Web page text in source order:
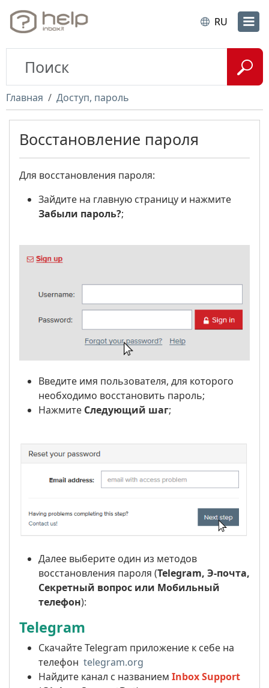
RU
Главная Доступ, пароль
Восстановление пароля
Для восстановления пароля:
Зайдите на главную страницу и нажмите
Забыли пароль?;
Введите имя пользователя, для которого
необходимо восстановить пароль;
Нажмите Следующий шаг;
Далее выберите один из методов
восстановления пароля (Telegram, Э-почта,
Секретный вопрос или Мобильный
телефон):
Telegram
Скачайте Telegram приложение к себе на
телефон telegram.org
Найдите канал с названием Inbox Support